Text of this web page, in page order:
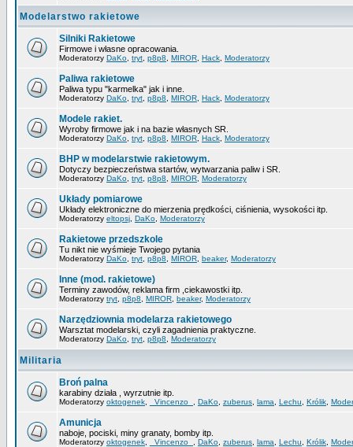
Modelarstwo rakietowe
Silniki Rakietowe
Firmowe i własne opracowania.
Moderatorzy DaKo tryt p8p8 MIROR Hack Moderatorzy
Paliwa rakietowe
Paliwa typu "karmelka" jak i inne.
Moderatorzy DaKo tryt p8p8 MIROR Hack Moderatorzy
Modele rakiet.
Wyroby firmowe jak i na bazie własnych SR.
Moderatorzy DaKo tryt p8p8 MIROR Hack Moderatorzy
BHP w modelarstwie rakietowym.
Dotyczy bezpieczeństwa startów, wytwarzania paliw i SR.
Moderatorzy DaKo tryt p8p8 MIROR Moderatorzy
Układy pomiarowe
Układy elektroniczne do mierzenia prędkości, ciśnienia, wysokości itp.
Moderatorzy eltopsj DaKo Moderatorzy
Rakietowe przedszkole
Tu nikt nie wyśmieje Twojego pytania
Moderatorzy DaKo tryt p8p8 MIROR beaker, Moderatorzy
Inne (mod. rakietowe)
Terminy zawodów, reklama firm ,ciekawostki itp.
Moderatorzy tryt p8p8 MIROR beaker, Moderatorzy
Narzędziownia modelarza rakietowego
Warsztat modelarski, czyli zagadnienia praktyczne.
Moderatorzy DaKo tryt p8p8 Moderatorzy
Militaria
Broń palna
karabiny działa , wyrzutnie itp.
Moderatorzy oktogenek _Vincenzo_ DaKo zuberus lama Lechu Królik
Amunicja
naboje, pociski, miny granaty, bomby itp.
Moderatorzy oktogenek _Vincenzo_ DaKo zuberus lama Lechu Królik